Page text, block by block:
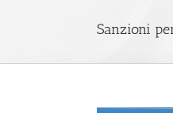
Sanzioni